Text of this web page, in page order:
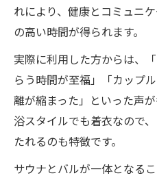
れにより、健康とコミュニ
の高い時間が得られます。
実際に利用した方からは、
らう時間が至福」「カップ
離が縮まった」といった声
浴スタイルでも着衣なので
たれるのも特徴です。
サウナとバルが一体となる